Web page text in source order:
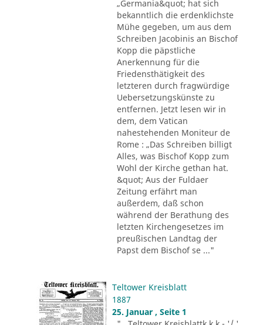
„Germania&quot; hat sich
bekanntlich die erdenklichste
Mühe gegeben, um aus dem
Schreiben Jacobinis an Bischof
Kopp die päpstliche
Anerkennung für die
Friedensthätigkeit des
letzteren durch fragwürdige
Uebersetzungskünste zu
entfernen. Jetzt lesen wir in
dem, dem Vatican
nahestehenden Moniteur de
Rome : „Das Schreiben billigt
Alles, was Bischof Kopp zum
Wohl der Kirche gethan hat.
&quot; Aus der Fuldaer
Zeitung erfährt man
außerdem, daß schon
während der Berathung des
letzten Kirchengesetzes im
preußischen Landtag der
Papst dem Bischof se ..."
Teltower Kreisblatt
1887
25. Januar , Seite 1